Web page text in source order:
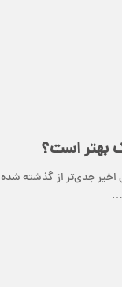
بهتر است؟
جدی‌تر از گذشته شده